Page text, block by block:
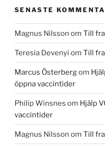
SENASTE
Magnus Nilsson om Till
Teresia Devenyi om Till
Marcus Österbergom
öppna vaccintider
Philip Winsnes om Hjälp
vaccintider
Magnus Nilsson om Till